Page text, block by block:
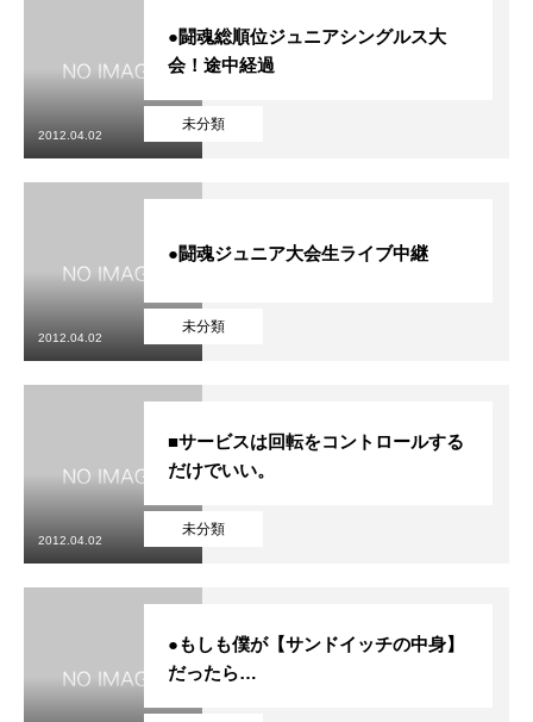
未分類
●闘魂総順位ジュニアシングルス大
会！途中経過
2012.04.02
未分類
●闘魂ジュニア大会生ライブ中継
2012.04.02
未分類
■サービスは回転をコントロールする
だけでいい。
2012.04.02
●もしも僕が【サンドイッチの中身】
だったら…